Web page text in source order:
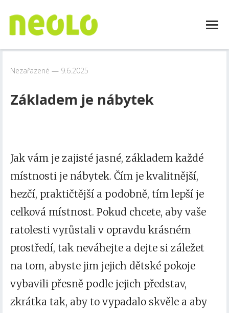
Nezařazené 9.6.2025
Základem je nábytek
Jak vám je zajisté jasné, základem každé
místnosti je nábytek. Čím je kvalitnější,
hezčí, praktičtější a podobně, tím lepší je
celková místnost. Pokud chcete, aby vaše
ratolesti vyrůstali v opravdu krásném
prostředí, tak neváhejte a dejte si záležet
na tom, abyste jim jejich dětské pokoje
vybavili přesně podle jejich představ,
zkrátka tak, aby to vypadalo skvěle a aby